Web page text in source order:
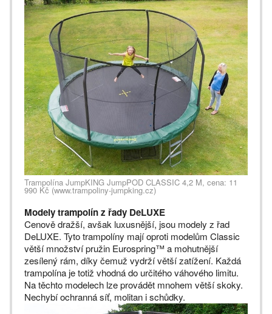
Trampolína JumpKING JumpPOD CLASSIC 4,2 M, cena: 11
990 Kč (www.trampoliny-jumpking.cz)
Modely trampolín z řady DeLUXE
Cenově dražší, avšak luxusnější, jsou modely z řad
DeLUXE. Tyto trampolíny mají oproti modelům Classic
větší množství pružin Eurospring™ a mohutnější
zesílený rám, díky čemuž vydrží větší zatížení. Každá
trampolína je totiž vhodná do určitého váhového limitu.
Na těchto modelech lze provádět mnohem větší skoky.
Nechybí ochranná síť, molitan i schůdky.